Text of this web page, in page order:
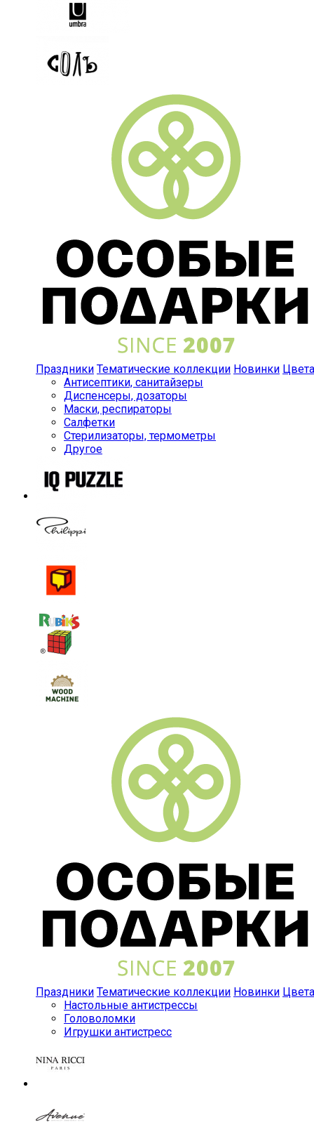
Праздники Тематические коллекции Новинки Цвета
Антисептики, санитайзеры
Диспенсеры, дозаторы
Маски, респираторы
Салфетки
Стерилизаторы, термометры
Другое
Праздники Тематические коллекции Новинки Цвета
Настольные антистрессы
Головоломки
Игрушки антистресс